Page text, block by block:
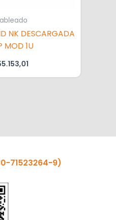
NK DESCARGADA
MOD 1U
71523264-9)